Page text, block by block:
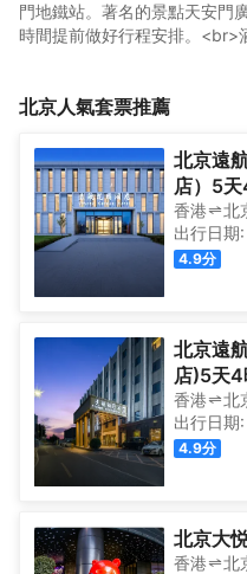
門地鐵站。著名的景點天安門
時間提前做好行程安排。<br>
施齊全的客房都配備有空調
至如歸的享受。<br>酒店休閒
您探索這個魅力之都。
北京天壇左安門亞朵酒店位
時間提前做好行程安排。<br>
了瓶裝水。浴室內提供拖鞋、
至如歸的享受。<br>酒店休閒
緩身心壓力。24小時開放的前
您探索這個魅力之都。
北京人氣套票推薦
北京遠
店）5
香港 北
出行日期:
4.9分
北京遠
店)5天4
香港 北
出行日期:
4.9分
北京大
香港 北